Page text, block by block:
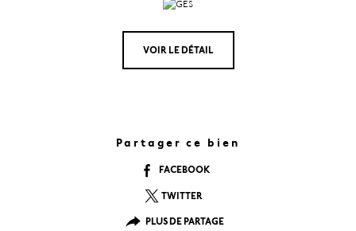
VOIR LE DÉTAIL
Partager ce bien
FACEBOOK
TWITTER
PLUS DE PARTAGE